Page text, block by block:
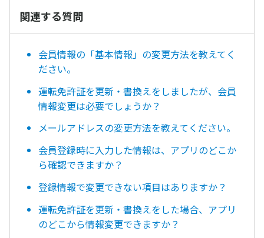
関連する質問
会員情報の「基本情報」の変更方法を教えてく
ださい。
運転免許証を更新・書換えをしましたが、会員
情報変更は必要でしょうか？
メールアドレスの変更方法を教えてください。
会員登録時に入力した情報は、アプリのどこか
ら確認できますか？
登録情報で変更できない項目はありますか？
運転免許証を更新・書換えをした場合、アプリ
のどこから情報変更できますか？